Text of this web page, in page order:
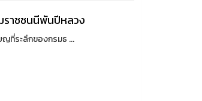
าชชนนีพันปีหลวง
ที่ระลึกของกรมธ ...